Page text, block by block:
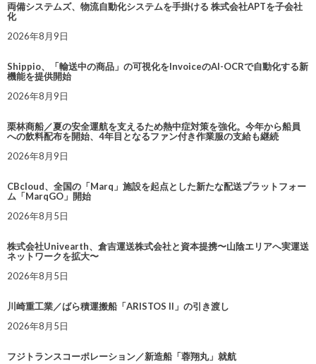
両備システムズ、物流自動化システムを手掛ける 株式会社APTを子会社
化
2026年8月9日
Shippio、「輸送中の商品」の可視化をInvoiceのAI-OCRで自動化する新
機能を提供開始
2026年8月9日
栗林商船／夏の安全運航を支えるため熱中症対策を強化。今年から船員
への飲料配布を開始、4年目となるファン付き作業服の支給も継続
2026年8月9日
CBcloud、全国の「Marq」施設を起点とした新たな配送プラットフォー
ム「MarqGO」開始
2026年8月5日
株式会社Univearth、倉吉運送株式会社と資本提携〜山陰エリアへ実運送
ネットワークを拡大〜
2026年8月5日
川崎重工業／ばら積運搬船「ARISTOS II」の引き渡し
2026年8月5日
フジトランスコーポレーション／新造船「蓉翔丸」就航